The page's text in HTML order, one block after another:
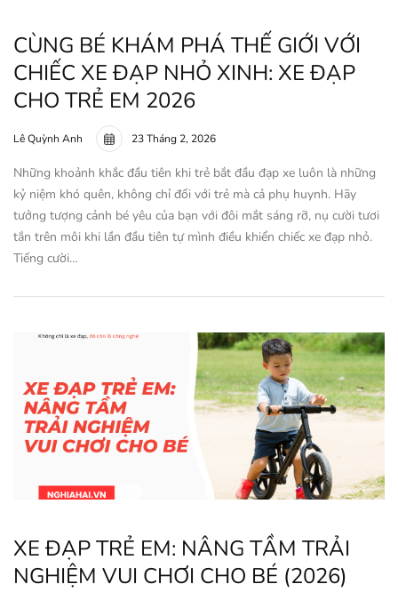
CÙNG BÉ KHÁM PHÁ THẾ GIỚI VỚI
CHIẾC XE ĐẠP NHỎ XINH: XE ĐẠP
CHO TRẺ EM 2026
Lê Quỳnh Anh 23 Tháng 2, 2026
Những khoảnh khắc đầu tiên khi trẻ bắt đầu đạp xe luôn là những
kỷ niệm khó quên, không chỉ đối với trẻ mà cả phụ huynh. Hãy
tưởng tượng cảnh bé yêu của bạn với đôi mắt sáng rỡ, nụ cười tươi
tắn trên môi khi lần đầu tiên tự mình điều khiển chiếc xe đạp nhỏ.
Tiếng cười…
XE ĐẠP TRẺ EM: NÂNG TẦM TRẢI
NGHIỆM VUI CHƠI CHO BÉ (2026)